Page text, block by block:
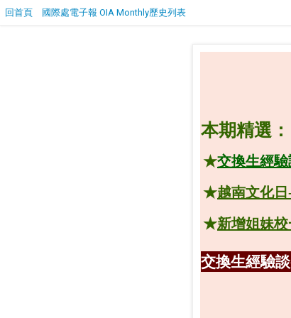
回首頁 國際處電子報 OIA Monthly歷史列表